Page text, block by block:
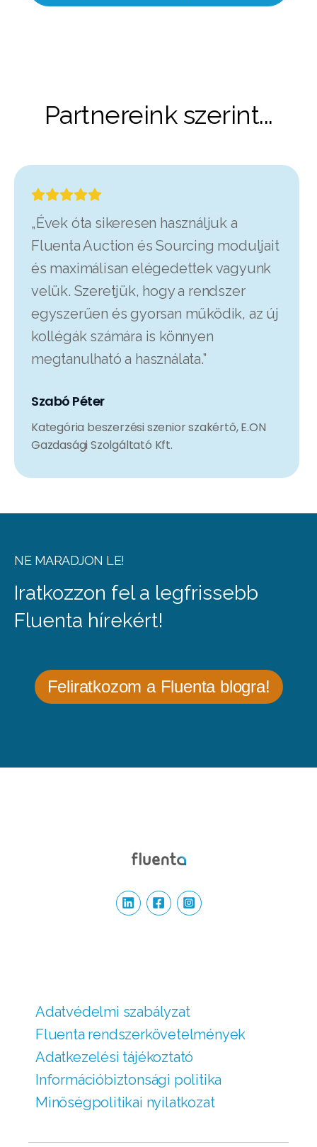
Partnereink szerint...
„Évek óta sikeresen használjuk a
Fluenta Auction és Sourcing moduljait
és maximálisan elégedettek vagyunk
velük. Szeretjük, hogy a rendszer
egyszerűen és gyorsan működik, az új
kollégák számára is könnyen
megtanulható a használata.”
Szabó Péter
Kategória beszerzési szenior szakértő, E.ON
Gazdasági Szolgáltató Kft.
NE MARADJON LE!
Iratkozzon fel a legfrissebb
Fluenta hírekért!
Feliratkozom a Fluenta blogra!
Adatvédelmi szabályzat
Fluenta rendszer­követelmények
Adatkezelési tájékoztató
Információbiztonsági politika
Minőségpolitikai nyilatkozat